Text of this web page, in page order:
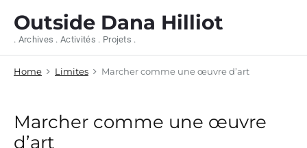
Outside Dana Hilliot
. Archives . Activités . Projets .
Home Limites Marcher comme une œuvre d’art
Marcher comme une œuvre
d’art